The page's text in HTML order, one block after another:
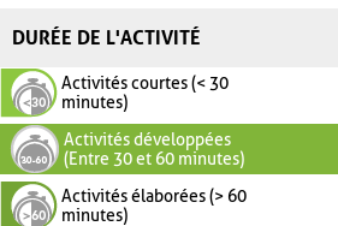
DURÉE DE L'ACTIVITÉ
Activités courtes (< 30
minutes)
Activités développées
(Entre 30 et 60 minutes)
Activités élaborées (> 60
minutes)